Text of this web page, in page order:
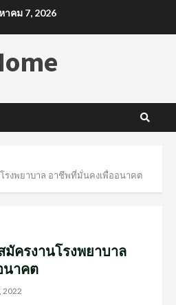
าคม 7, 2026
รงพยาบาล อาชีพที่มั่นคงเพื่ออนาคต
ครงานโรงพยาบาล
นาคต
2022